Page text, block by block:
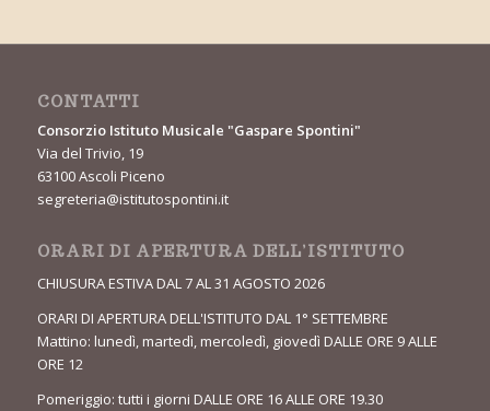
CONTATTI
Consorzio Istituto Musicale "Gaspare Spontini"
Via del Trivio, 19
63100 Ascoli Piceno
segreteria@istitutospontini.it
ORARI DI APERTURA DELL’ISTITUTO
CHIUSURA ESTIVA DAL 7 AL 31 AGOSTO 2026
ORARI DI APERTURA DELL'ISTITUTO DAL 1° SETTEMBRE
Mattino: lunedì, martedì, mercoledì, giovedì DALLE ORE 9 ALLE
ORE 12
Pomeriggio: tutti i giorni DALLE ORE 16 ALLE ORE 19.30